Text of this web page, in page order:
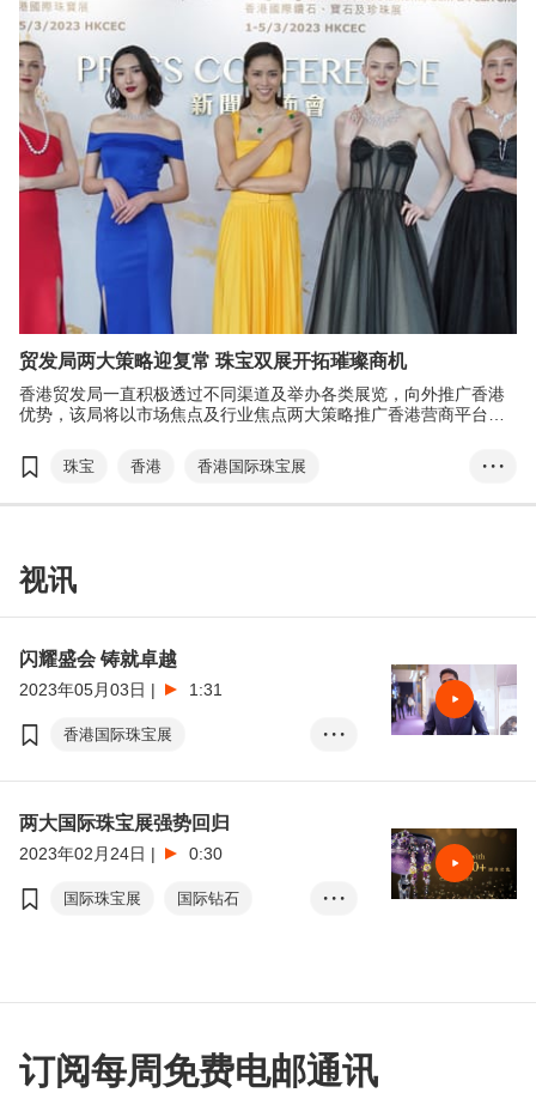
创新升级•香港论坛
港•潮流
成就机遇•首选香港
贵重珠宝
粤港澳大湾区
香港珠宝设计比赛
贸发局两大策略迎复常 珠宝双展开拓璀璨商机
香港贸发局一直积极透过不同渠道及举办各类展览，向外推广香港
优势，该局将以市场焦点及行业焦点两大策略推广香港营商平台的
区与东盟、亚洲及世界的双向桥梁，放眼大湾区、RCEP国家、传统
及新兴市场。
珠宝 香港
香港国际珠宝展
香港国际钻石、宝石及珍珠展
贵重珠宝
东盟
• • •
视讯
闪耀盛会 铸就卓越
2023年05月03日 | 1:31
香港国际珠宝展
• • •
两大国际珠宝展强势回归
2023年02月24日 | 0:30
国际珠宝展
国际钻石
• • •
订阅每周免费电邮通讯